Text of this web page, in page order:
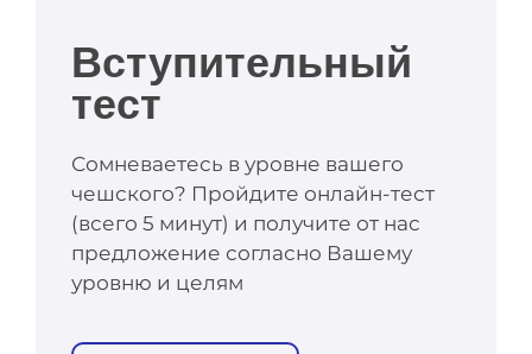
Вступительный
тест
Сомневаетесь в уровне вашего
чешского? Пройдите онлайн-тест
(всего 5 минут) и получите от нас
предложение согласно Вашему
уровню и целям